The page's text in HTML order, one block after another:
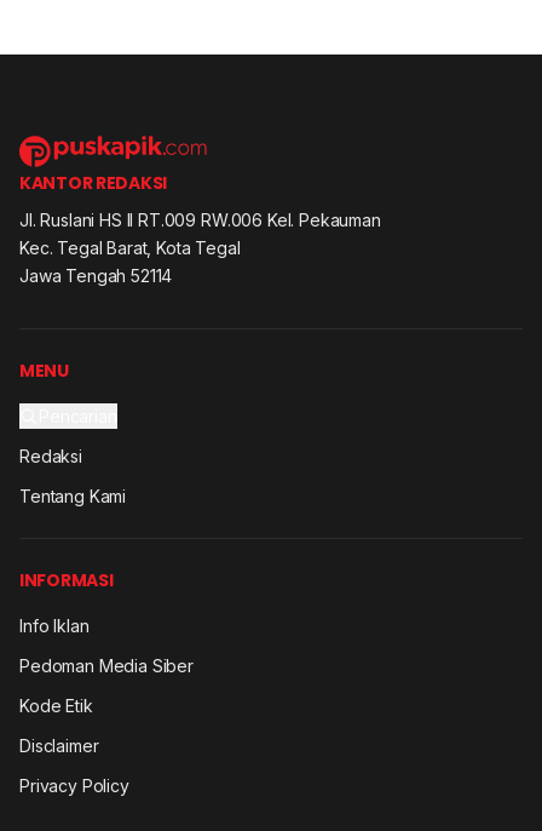
KANTOR REDAKSI
Jl. Ruslani HS II RT.009 RW.006 Kel. Pekauman
Kec. Tegal Barat, Kota Tegal
Jawa Tengah 52114
MENU
Redaksi
Tentang Kami
INFORMASI
Info Iklan
Pedoman Media Siber
Kode Etik
Disclaimer
Privacy Policy